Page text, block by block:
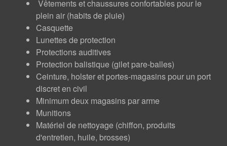
Vêtements et chaussures confortables pour le
plein air (habits de pluie)
Casquette
Lunettes de protection
Protections auditives
Protection balistique (gilet pare-balles)
Ceinture, holster et portes-magasins pour un port
discret en civil
Minimum deux magasins par arme
Munitions
Matériel de nettoyage (chiffon, produits
d'entretien, huile, brosses)